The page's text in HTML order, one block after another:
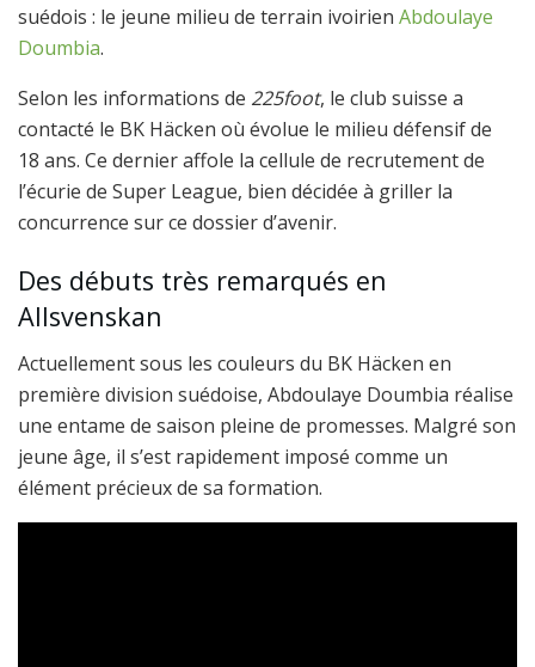
suédois : le jeune milieu de terrain ivoirien Abdoulaye
Doumbia.
Selon les informations de 225foot, le club suisse a
contacté le BK Häcken où évolue le milieu défensif de
18 ans. Ce dernier affole la cellule de recrutement de
l’écurie de Super League, bien décidée à griller la
concurrence sur ce dossier d’avenir.
Des débuts très remarqués en
Allsvenskan
Actuellement sous les couleurs du BK Häcken en
première division suédoise, Abdoulaye Doumbia réalise
une entame de saison pleine de promesses. Malgré son
jeune âge, il s’est rapidement imposé comme un
élément précieux de sa formation.